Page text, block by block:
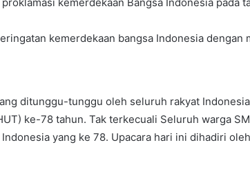
kemerdekaan Bangsa Indonesia pada
kemerdekaan bangsa Indonesia dengan
ditunggu-tunggu oleh seluruh rakyat
ke-78 tahun. Tak terkecuali Seluruh warga
yang ke 78. Upacara hari ini dihadiri